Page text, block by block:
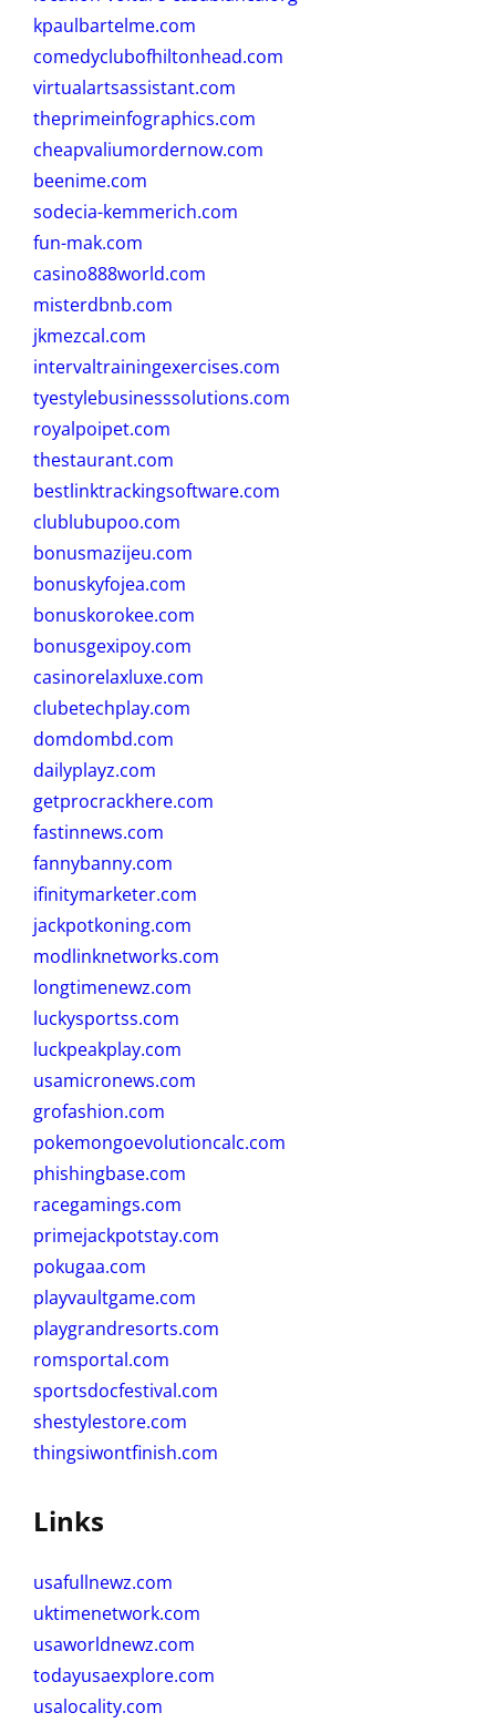
kpaulbartelme.com
comedyclubofhiltonhead.com
virtualartsassistant.com
theprimeinfographics.com
cheapvaliumordernow.com
beenime.com
sodecia-kemmerich.com
fun-mak.com
casino888world.com
misterdbnb.com
jkmezcal.com
intervaltrainingexercises.com
tyestylebusinesssolutions.com
royalpoipet.com
thestaurant.com
bestlinktrackingsoftware.com
clublubupoo.com
bonusmazijeu.com
bonuskyfojea.com
bonuskorokee.com
bonusgexipoy.com
casinorelaxluxe.com
clubetechplay.com
domdombd.com
dailyplayz.com
getprocrackhere.com
fastinnews.com
fannybanny.com
ifinitymarketer.com
jackpotkoning.com
modlinknetworks.com
longtimenewz.com
luckysportss.com
luckpeakplay.com
usamicronews.com
grofashion.com
pokemongoevolutioncalc.com
phishingbase.com
racegamings.com
primejackpotstay.com
pokugaa.com
playvaultgame.com
playgrandresorts.com
romsportal.com
sportsdocfestival.com
shestylestore.com
thingsiwontfinish.com
Links
usafullnewz.com
uktimenetwork.com
usaworldnewz.com
todayusaexplore.com
usalocality.com